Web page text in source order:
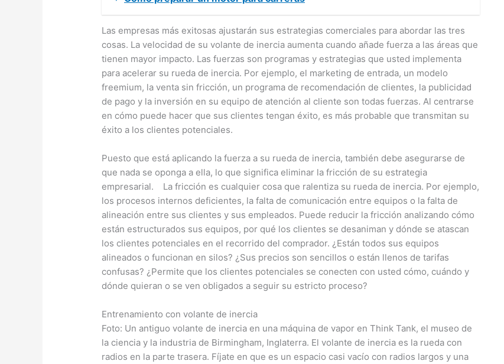
Las empresas más exitosas ajustarán sus estrategias comerciales para abordar las tres
cosas. La velocidad de su volante de inercia aumenta cuando añade fuerza a las áreas que
tienen mayor impacto. Las fuerzas son programas y estrategias que usted implementa
para acelerar su rueda de inercia. Por ejemplo, el marketing de entrada, un modelo
freemium, la venta sin fricción, un programa de recomendación de clientes, la publicidad
de pago y la inversión en su equipo de atención al cliente son todas fuerzas. Al centrarse
en cómo puede hacer que sus clientes tengan éxito, es más probable que transmitan su
éxito a los clientes potenciales.
Puesto que está aplicando la fuerza a su rueda de inercia, también debe asegurarse de
que nada se oponga a ella, lo que significa eliminar la fricción de su estrategia
empresarial. La fricción es cualquier cosa que ralentiza su rueda de inercia. Por ejemplo,
los procesos internos deficientes, la falta de comunicación entre equipos o la falta de
alineación entre sus clientes y sus empleados. Puede reducir la fricción analizando cómo
están estructurados sus equipos, por qué los clientes se desaniman y dónde se atascan
los clientes potenciales en el recorrido del comprador. ¿Están todos sus equipos
alineados o funcionan en silos? ¿Sus precios son sencillos o están llenos de tarifas
confusas? ¿Permite que los clientes potenciales se conecten con usted cómo, cuándo y
dónde quieran o se ven obligados a seguir su estricto proceso?
Entrenamiento con volante de inercia
Foto: Un antiguo volante de inercia en una máquina de vapor en Think Tank, el museo de
la ciencia y la industria de Birmingham, Inglaterra. El volante de inercia es la rueda con
radios en la parte trasera. Fíjate en que es un espacio casi vacío con radios largos y una